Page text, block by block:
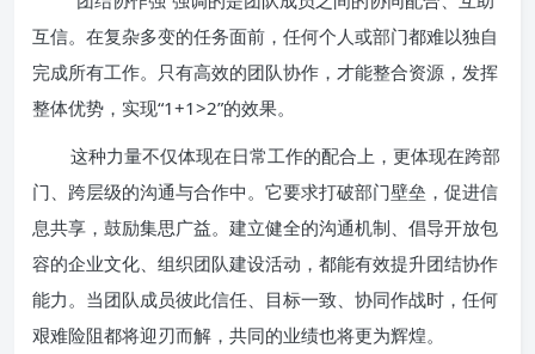
互信。在复杂多变的任务面前，任何个人或部门都难以独自
完成所有工作。只有高效的团队协作，才能整合资源，发挥
整体优势，实现“1+1>2”的效果。
这种力量不仅体现在日常工作的配合上，更体现在跨部
门、跨层级的沟通与合作中。它要求打破部门壁垒，促进信
息共享，鼓励集思广益。建立健全的沟通机制、倡导开放包
容的企业文化、组织团队建设活动，都能有效提升团结协作
能力。当团队成员彼此信任、目标一致、协同作战时，任何
艰难险阻都将迎刃而解，共同的业绩也将更为辉煌。